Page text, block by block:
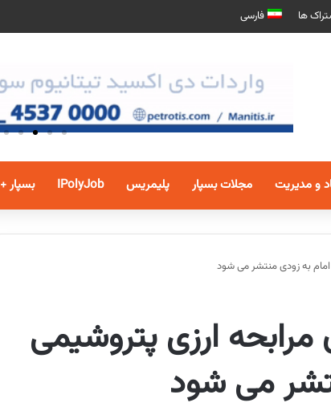
ها فارسی
و مدیریت مجلات بسپار پلیمریس IPolyJob بسپار +
مرابحه ارزی پتروشیمی
می شود